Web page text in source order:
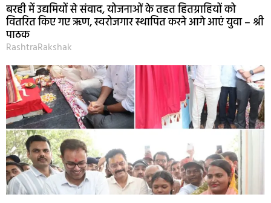
बरही में उद्यमियों से संवाद, योजनाओं के तहत हितग्राहियों को
वितरित किए गए ऋण, स्वरोजगार स्थापित करने आगे आएं युवा – श्री
पाठक
RashtraRakshak